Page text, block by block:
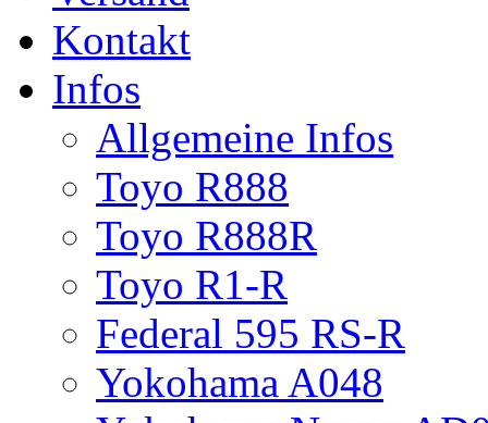
Kontakt
Infos
Allgemeine Infos
Toyo R888
Toyo R888R
Toyo R1-R
Federal 595 RS-R
Yokohama A048